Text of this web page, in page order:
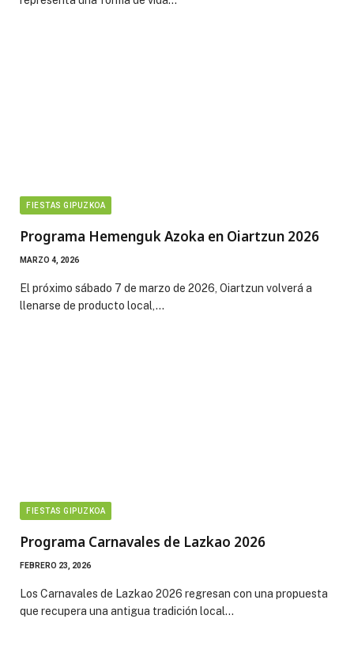
FIESTAS GIPUZKOA
Programa Hemenguk Azoka en Oiartzun 2026
MARZO 4, 2026
El próximo sábado 7 de marzo de 2026, Oiartzun volverá a
llenarse de producto local,…
FIESTAS GIPUZKOA
Programa Carnavales de Lazkao 2026
FEBRERO 23, 2026
Los Carnavales de Lazkao 2026 regresan con una propuesta
que recupera una antigua tradición local…